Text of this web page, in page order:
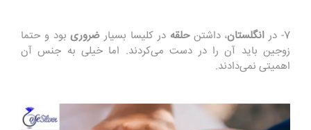
7- در انگلستان، داشتنحلقهدر کلیسا بسیار ضروری بود و حتما
زوجین باید آن را در دست می‌کردند. اما خیلی به جنس آن
اهمیتی نمی‌دادند.